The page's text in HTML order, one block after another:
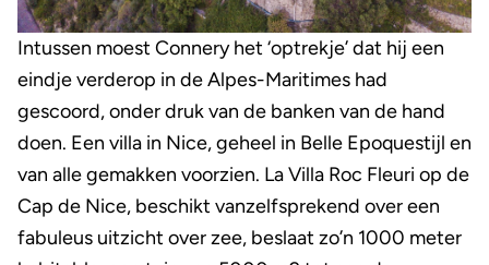
Intussen moest Connery het ‘optrekje’ dat hij een
eindje verderop in de Alpes-Maritimes had
gescoord, onder druk van de banken van de hand
doen. Een villa in Nice, geheel in Belle Epoquestijl en
van alle gemakken voorzien. La Villa Roc Fleuri op de
Cap de Nice, beschikt vanzelfsprekend over een
fabuleus uitzicht over zee, beslaat zo’n 1000 meter